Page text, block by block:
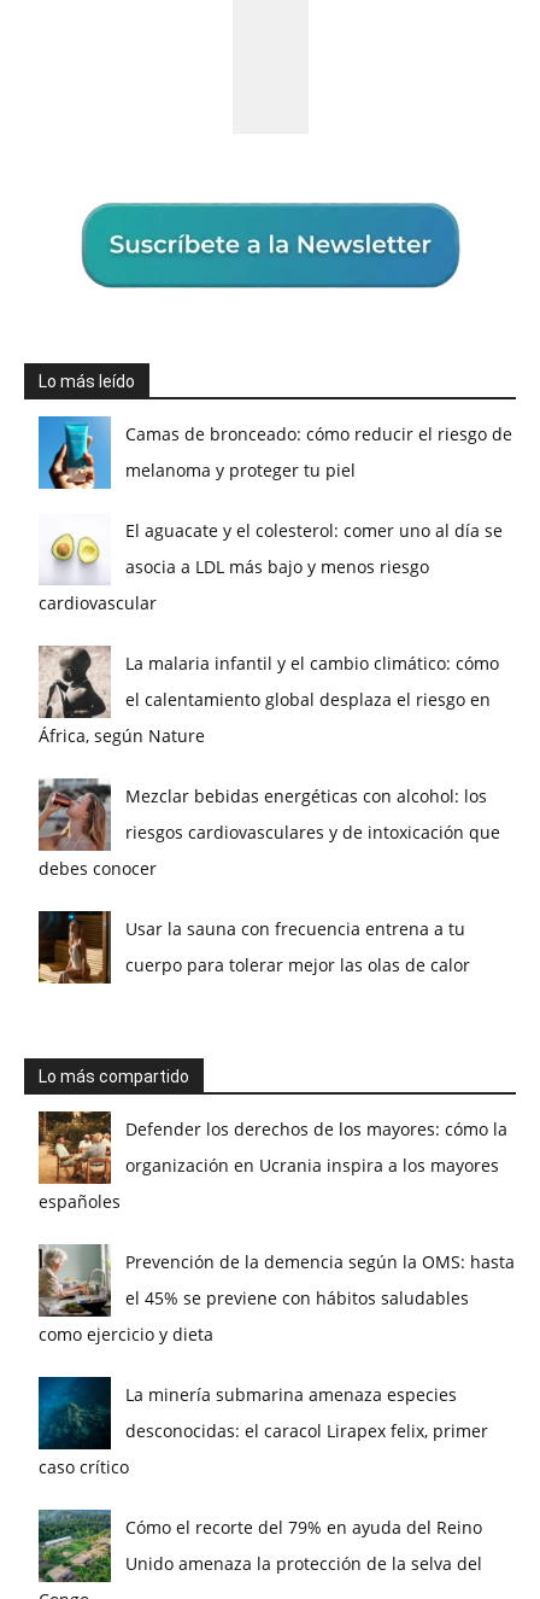
Lo más leído
Camas de bronceado: cómo reducir el riesgo de
melanoma y proteger tu piel
El aguacate y el colesterol: comer uno al día se
asocia a LDL más bajo y menos riesgo
cardiovascular
La malaria infantil y el cambio climático: cómo
el calentamiento global desplaza el riesgo en
África, según Nature
Mezclar bebidas energéticas con alcohol: los
riesgos cardiovasculares y de intoxicación que
debes conocer
Usar la sauna con frecuencia entrena a tu
cuerpo para tolerar mejor las olas de calor
Lo más compartido
Defender los derechos de los mayores: cómo la
organización en Ucrania inspira a los mayores
españoles
Prevención de la demencia según la OMS: hasta
el 45% se previene con hábitos saludables
como ejercicio y dieta
La minería submarina amenaza especies
desconocidas: el caracol Lirapex felix, primer
caso crítico
Cómo el recorte del 79% en ayuda del Reino
Unido amenaza la protección de la selva del